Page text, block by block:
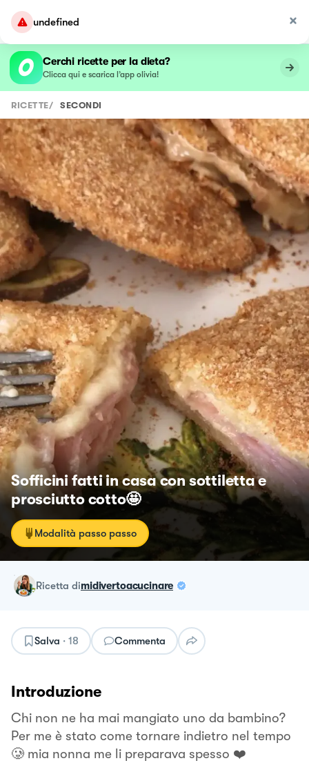
undefined
Cerchi ricette per la dieta?
Clicca qui e scarica l’app olivia!
RICETTE/ SECONDI
Sofficini fatti in casa con sottiletta e
prosciutto cotto🤩
Modalità passo passo
ricetta dimidivertoacucinare
Salva · 18 Commenta
Introduzione
Chi non ne ha mai mangiato uno da bambino?
Per me è stato come tornare indietro nel tempo
🥲 mia nonna me li preparava spesso ❤️